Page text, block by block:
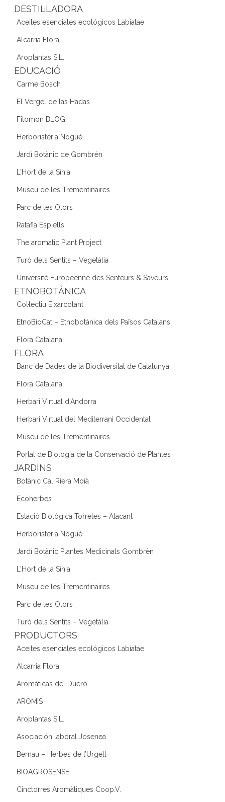
DESTIL·LADORA
Aceites esenciales ecológicos Labiatae
Alcarria Flora
Aroplantas S.L.
EDUCACIÓ
Carme Bosch
El Vergel de las Hadas
Fitomon BLOG
Herboristeria Nogué
Jardí Botànic de Gombrèn
L'Hort de la Sínia
Museu de les Trementinaires
Parc de les Olors
Ratafia Espiells
The aromatic Plant Project
Turó dels Sentits – Vegetàlia
Université Européenne des Senteurs & Saveurs
ETNOBOTÀNICA
Col·lectiu Eixarcolant
EtnoBioCat – Etnobotànica dels Països Catalans
Flora Catalana
FLORA
Banc de Dades de la Biodiversitat de Catalunya
Flora Catalana
Herbari Virtual d'Andorra
Herbari Virtual del Mediterrani Occidental
Museu de les Trementinaires
Portal de Biologia de la Conservació de Plantes
JARDINS
Botànic Cal Riera Moià
Ecoherbes
Estació Biològica Torretes – Alacant
Herboristeria Nogué
Jardí Botànic Plantes Medicinals Gombrèn
L'Hort de la Sínia
Museu de les Trementinaires
Parc de les Olors
Turó dels Sentits – Vegetàlia
PRODUCTORS
Aceites esenciales ecológicos Labiatae
Alcarria Flora
Aromáticas del Duero
AROMIS
Aroplantas S.L.
Asociación laboral Josenea
Bernau – Herbes de l’Urgell
BIOAGROSENSE
Cinctorres Aromàtiques Coop.V.